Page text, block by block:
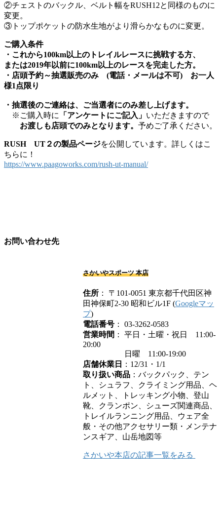
②チェストのバックル、ベルト幅をRUSH12と同様のものに
変更。
③トップポケットの防水生地がより滑らかなものに変更。
ご購入条件
・これから100km以上のトレイルレースに挑戦する方、
または2019年以前に100km以上のレースを完走した方。
・店頭予約～抽選販売のみ (電話・メールは不可) お一人
様1点限り
・ 抽選後のご連絡は、ご当選者にのみ差し上げます。
※ご購入時に
「アンケートにご記入」 いただきますので
お渡しも店頭でのみとなります。 予めご了承ください。
RUSH UT２の製品ページを公開しています。詳しくはこ
ちらに！
https://www.paagoworks.com/rush-ut-manual/
お問い合わせ先
さかいやスポーツ 本店
住所 ： 〒101-0051 東京都千代田区神
田神保町2-30 昭和ビル1F (Googleマッ
プ)
電話番号 ： 03-3262-0583
営業時間 ： 平日・土曜・祝日 11:00-
20:00
日曜 11:00-19:00
店舗休業日
：12/31・1/1
取り扱い商品 ：バックパック、テン
ト、シュラフ、クライミング用品、ヘ
ルメット、トレッキング小物、登山
靴、クランポン、シューズ関連商品、
トレイルランニング用品、ウェア全
般・その他アクセサリー類・メンテナ
ンスギア、山岳地図等
さかいや本店の記事一覧をみる